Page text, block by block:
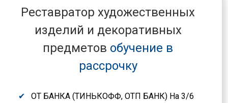
Реставратор художественных
изделий и декоративных
предметов обучение в
рассрочку
ОТ БАНКА (ТИНЬКОФФ, ОТП БАНК) На 3/6